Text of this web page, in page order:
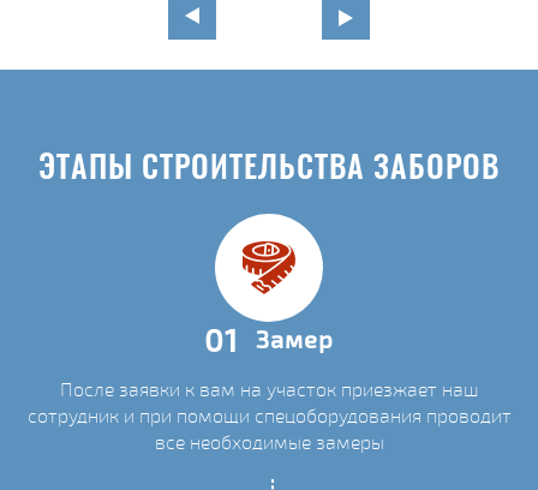
ЭТАПЫ СТРОИТЕЛЬСТВА ЗАБОРОВ
01 Замер
После заявки к вам на участок приезжает наш
сотрудник и при помощи спецоборудования проводит
все необходимые замеры